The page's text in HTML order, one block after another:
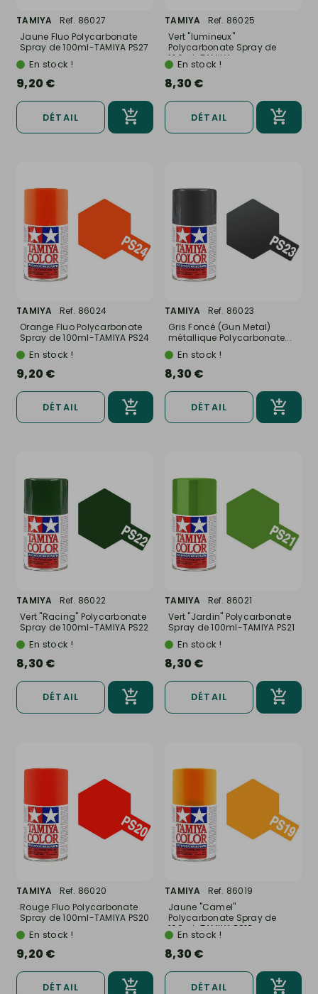
TAMIYA
Ref. 86027
Jaune Fluo Polycarbonate
Spray de 100ml-TAMIYA PS27
En stock !
9,20 €
DÉTAIL
TAMIYA
Ref. 86025
Vert "lumineux"
Polycarbonate Spray de
100ml-TAMIYA...
En stock !
8,30 €
DÉTAIL
TAMIYA
Ref. 86024
Orange Fluo Polycarbonate
Spray de 100ml-TAMIYA PS24
En stock !
9,20 €
DÉTAIL
TAMIYA
Ref. 86023
Gris Foncé (Gun Metal)
métallique Polycarbonate...
En stock !
8,30 €
DÉTAIL
TAMIYA
Ref. 86022
Vert "Racing" Polycarbonate
Spray de 100ml-TAMIYA PS22
En stock !
8,30 €
DÉTAIL
TAMIYA
Ref. 86021
Vert "Jardin" Polycarbonate
Spray de 100ml-TAMIYA PS21
En stock !
8,30 €
DÉTAIL
TAMIYA
Ref. 86020
Rouge Fluo Polycarbonate
Spray de 100ml-TAMIYA PS20
En stock !
9,20 €
DÉTAIL
TAMIYA
Ref. 86019
Jaune "Camel"
Polycarbonate Spray de
100ml-TAMIYA PS19
En stock !
8,30 €
DÉTAIL